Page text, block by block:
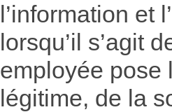
l’information et
lorsqu’il s’agit
employée pose
légitime, de la